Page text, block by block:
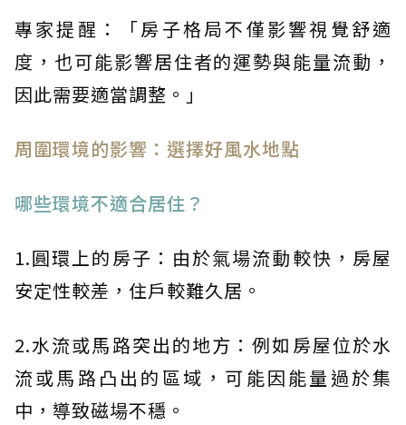
專家提醒：「房子格局不僅影響視覺舒適
度，也可能影響居住者的運勢與能量流動，
因此需要適當調整。」
周圍環境的影響：選擇好風水地點
哪些環境不適合居住？
1.圓環上的房子：由於氣場流動較快，房屋
安定性較差，住戶較難久居。
2.水流或馬路突出的地方：例如房屋位於水
流或馬路凸出的區域，可能因能量過於集
中，導致磁場不穩。